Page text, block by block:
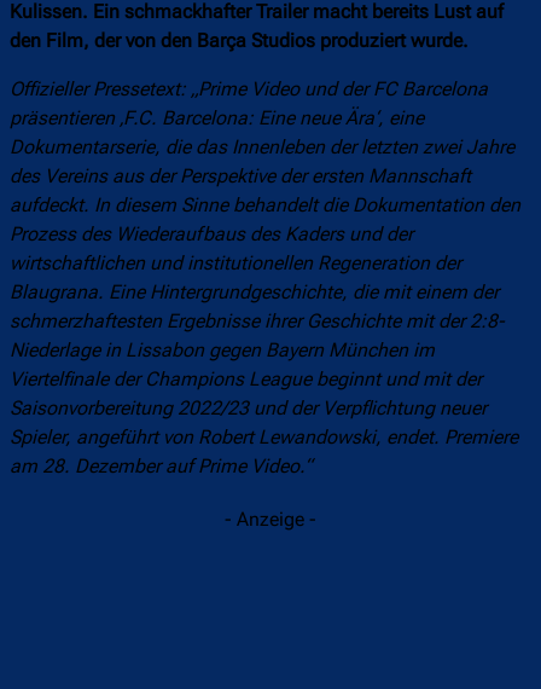
Kulissen. Ein schmackhafter Trailer macht bereits Lust auf
den Film, der von den Barça Studios produziert wurde.
Offizieller Pressetext: „Prime Video und der FC Barcelona
präsentieren ‚F.C. Barcelona: Eine neue Ära‘, eine
Dokumentarserie, die das Innenleben der letzten zwei Jahre
des Vereins aus der Perspektive der ersten Mannschaft
aufdeckt. In diesem Sinne behandelt die Dokumentation den
Prozess des Wiederaufbaus des Kaders und der
wirtschaftlichen und institutionellen Regeneration der
Blaugrana. Eine Hintergrundgeschichte, die mit einem der
schmerzhaftesten Ergebnisse ihrer Geschichte mit der 2:8-
Niederlage in Lissabon gegen Bayern München im
Viertelfinale der Champions League beginnt und mit der
Saisonvorbereitung 2022/23 und der Verpflichtung neuer
Spieler, angeführt von Robert Lewandowski, endet. Premiere
am 28. Dezember auf Prime Video.“
- Anzeige -